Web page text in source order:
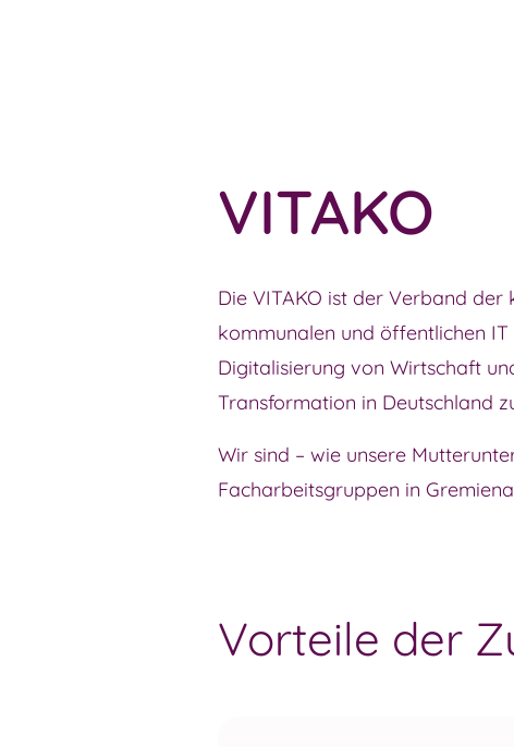
VITAKO
Die VITAKO ist der Verband der
kommunalen und öffentlichen
Digitalisierung von Wirtschaft
Transformation in Deutschland
Wir sind – wie unsere
Facharbeitsgruppen in
Vorteile der